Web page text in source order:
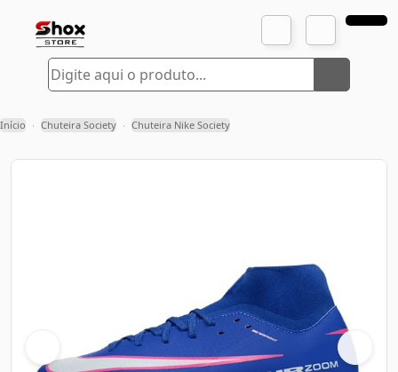
Início › Chuteira Society › Chuteira Nike Society